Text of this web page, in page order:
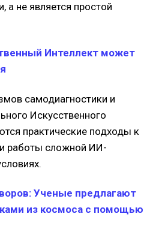
а не является простой
Интеллект может
самодиагностики и
Искусственного
практические подходы к
работы сложной ИИ-
Ученые предлагают
из космоса с помощью